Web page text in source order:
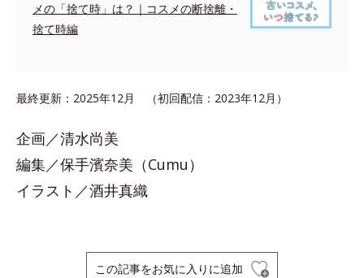
メの「捨て時」は？｜コスメの断捨離・
捨て時編
最終更新：2025年12月 （初回配信：2023年12月）
企画／清水尚美
編集／保手濱奈美（Cumu）
イラスト／酒井真織
この記事をお気に入りに追加